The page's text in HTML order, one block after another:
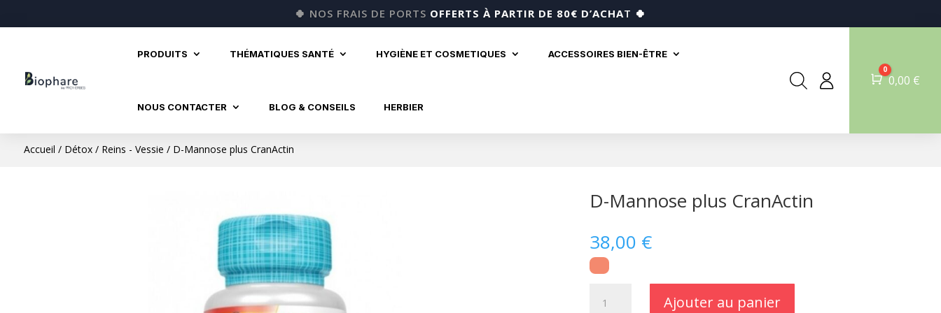
🍀 NOS FRAIS DE PORTS OFFERTS À PARTIR DE 80€ D’ACHAT 🍀
PRODUITS THÉMATIQUES SANTÉ HYGIÈNE ET COSMETIQUES ACCESSOIRES BIEN-ÊTRE
NOUS CONTACTER BLOG & CONSEILS HERBIER
Panier
0
0,00 €
Accueil / Détox/ Reins - Vessie / D-Mannose plus CranActin
D-Mannose plus CranActin
38,00 €
Ajouter au panier